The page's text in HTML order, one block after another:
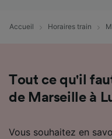
Accueil Horaires train
Tout ce qu'il
de Marseille à
Vous souhaitez en